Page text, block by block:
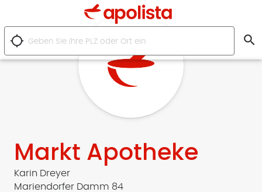
location_searching search
Markt Apotheke
Karin Dreyer
Mariendorfer Damm 84